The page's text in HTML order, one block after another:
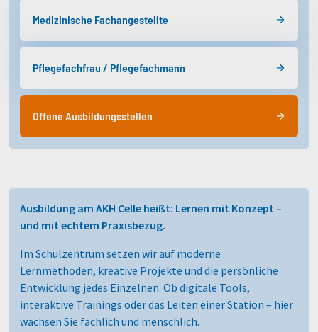
Medizinische Fachangestellte
Pflegefachfrau / Pflegefachmann
Offene Ausbildungsstellen
Ausbildung am AKH Celle heißt: Lernen mit Konzept –
und mit echtem Praxisbezug.
Im Schulzentrum setzen wir auf moderne
Lernmethoden, kreative Projekte und die persönliche
Entwicklung jedes Einzelnen. Ob digitale Tools,
interaktive Trainings oder das Leiten einer Station – hier
wachsen Sie fachlich und menschlich.